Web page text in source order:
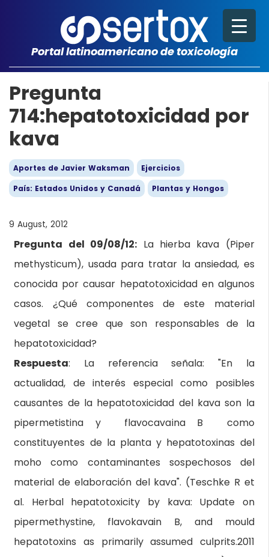
Portal latinoamericano de toxicología
Pregunta
714:hepatotoxicidad por
kava
Aportes de Javier Waksman
Ejercicios
País: Estados Unidos y Canadá
Plantas y Hongos
9 August, 2012
Pregunta del 09/08/12: La hierba kava (Piper
methysticum), usada para tratar la ansiedad, es
conocida por causar hepatotoxicidad en algunos
casos. ¿Qué componentes de este material
vegetal se cree que son responsables de la
hepatotoxicidad?
Respuesta: La referencia señala: "En la
actualidad, de interés especial como posibles
causantes de la hepatotoxicidad del kava son la
pipermetistina y flavocavaina B como
constituyentes de la planta y hepatotoxinas del
moho como contaminantes sospechosos del
material de elaboración del kava". (Teschke R et
al. Herbal hepatotoxicity by kava: Update on
pipermethystine, flavokavain B, and mould
hepatotoxins as primarily assumed culprits.2011